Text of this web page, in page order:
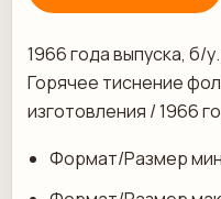
1966 года выпуска, б/
Горячее тиснение
изготовления / 1966
Формат/Размер